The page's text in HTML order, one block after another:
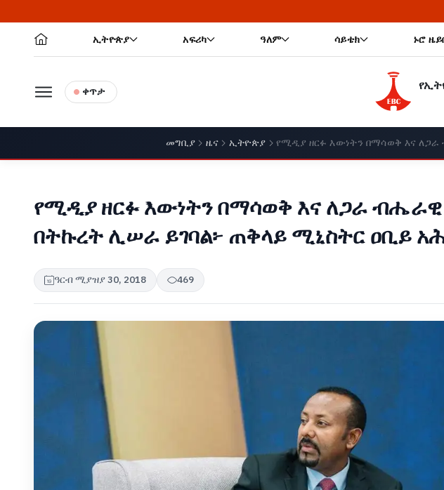
ኢትዮጵያ አፍሪካ ዓለም ሳይቴክ ኑሮ
ቀጥታ
መግቢያ ዜና ኢትዮጵያ የሚዲያ ዘርፉ እውነትን በማሳወቅ እና
የሚዲያ ዘርፉ እውነትን በማሳወቅ እና ለጋራ
በትኩረት ሊሠራ ይገባል፦ ጠቅላይ ሚኒስትር ዐቢይ
ዓርብ ሚያዝያ 30, 2018 469